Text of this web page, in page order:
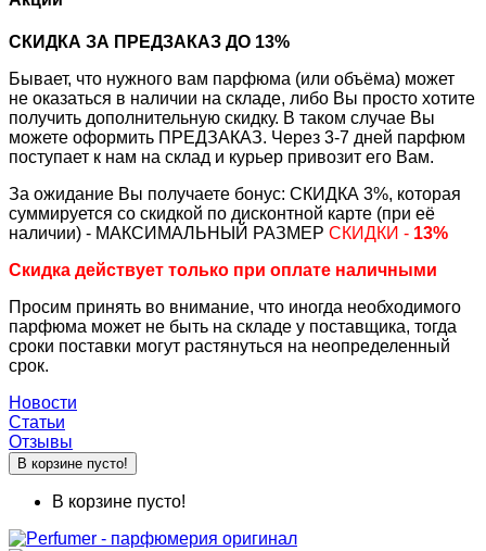
СКИДКА ЗА ПРЕДЗАКАЗ ДО 13%
Бывает, что нужного вам парфюма (или объёма) может
не оказаться в наличии на складе, либо Вы просто хотите
получить дополнительную скидку. В таком случае Вы
можете оформить ПРЕДЗАКАЗ. Через 3-7 дней парфюм
поступает к нам на склад и курьер привозит его Вам.
За ожидание Вы получаете бонус: СКИДКА 3%, которая
суммируется со скидкой по дисконтной карте (при её
наличии) - МАКСИМАЛЬНЫЙ РАЗМЕР СКИДКИ - 13%
Скидка действует только при оплате наличными
Просим принять во внимание, что иногда необходимого
парфюма может не быть на складе у поставщика, тогда
сроки поставки могут растянуться на неопределенный
срок.
Новости
Статьи
Отзывы
В корзине пусто!
В корзине пусто!